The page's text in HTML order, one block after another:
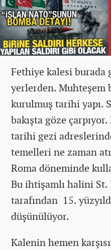
Fethiye kalesi burada
yerlerden. Muhteşem
kurulmuş tarihi yapı.
bakışta göze
tarihi gezi
temelleri ne zaman
Roma döneminde
Bu ihtişamlı halini St.
tarafından 15.
düşünülüyor.
Kalenin hemen